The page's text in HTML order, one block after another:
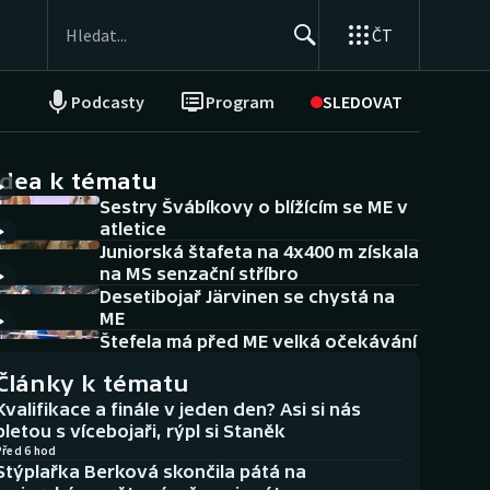
ČT
Podcasty Program SLEDOVAT
NEPŘEHLÉDNĚTE
Historické návraty
Aplikace ČT sport
AZ kvíz
k tématu
Sestry Švábíkovy o blížícím se ME v
atletice
Juniorská štafeta na 4x400 m získala
na MS senzační stříbro
Desetibojař Järvinen se chystá na
ME
Štefela má před ME velká očekávání
k tématu
a finále v jeden den? Asi si nás
s vícebojaři, rýpl si Staněk
6 hod
Berková skončila pátá na